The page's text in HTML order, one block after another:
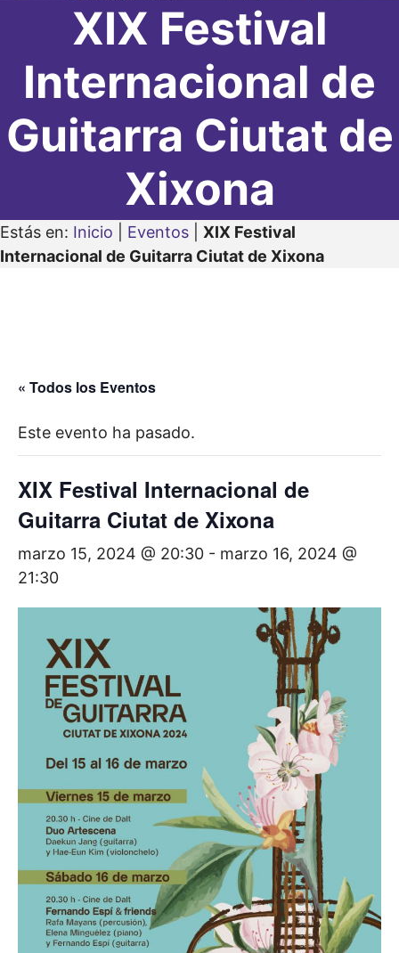
XIX Festival
Internacional de
Guitarra Ciutat de
Xixona
Estás en: Inicio Eventos
XIX Festival
Internacional de Guitarra Ciutat de Xixona
« Todos los Eventos
Este evento ha pasado.
XIX Festival Internacional de
Guitarra Ciutat de Xixona
marzo 15, 2024 @ 20:30 - marzo 16, 2024 @
21:30